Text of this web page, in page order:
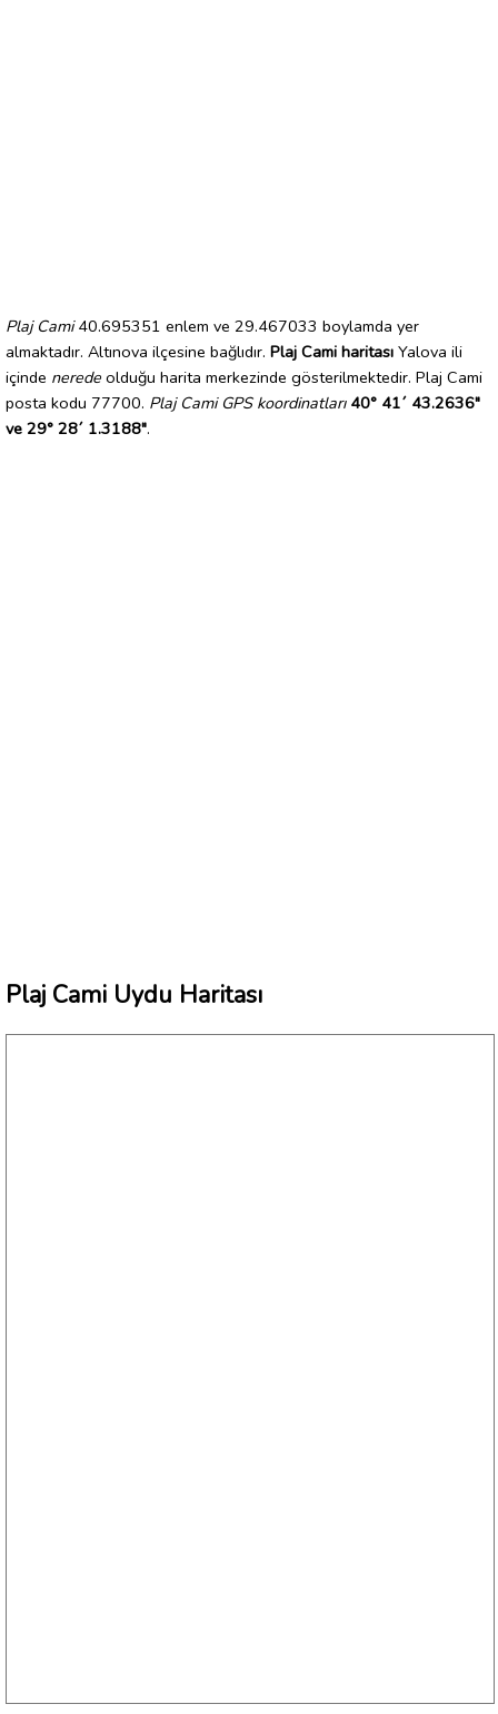
Plaj Cami40.695351 enlem ve 29.467033 boylamda yer
almaktadır. Altınova ilçesine bağlıdır. Plaj Cami haritası Yalova ili
içinde nerede olduğu harita merkezinde gösterilmektedir. Plaj Cami
posta kodu 77700. Plaj Cami GPS koordinatları 40° 41´ 43.2636"
ve 29° 28´ 1.3188".
Plaj Cami Uydu Haritası